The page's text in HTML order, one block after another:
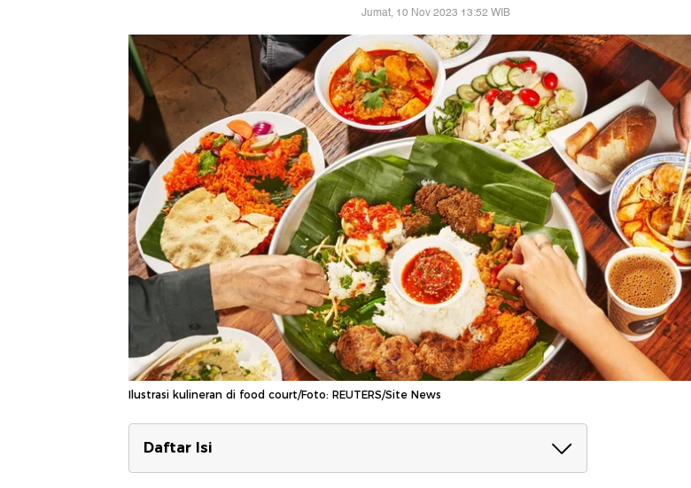
Jumat, 10 Nov 2023 13:52 WIB
Ilustrasi kulineran di food court/Foto: REUTERS/Site News
Daftar Isi
Rekomendasi Food Court di Surabaya: